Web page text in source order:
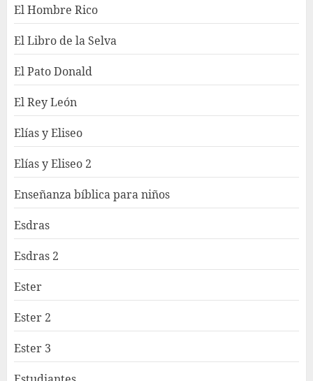
El Hombre Rico
El Libro de la Selva
El Pato Donald
El Rey León
Elías y Eliseo
Elías y Eliseo 2
Enseñanza bíblica para niños
Esdras
Esdras 2
Ester
Ester 2
Ester 3